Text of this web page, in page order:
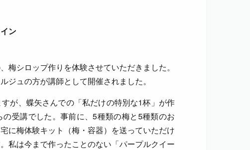
ン
梅シロップ作りを体験させていただきました。
ジュの方が講師として開催されました。
が、蝶矢さんでの「私だけの特別な1杯」が作
受講でした。事前に、5種類の梅と5種類のお
に梅体験キット（梅・容器）を送っていただけ
私は今まで作ったことのない「パープルクイー